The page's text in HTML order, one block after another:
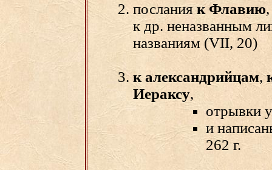
посланияк Флавию
к др. неназванным
названиям (VII, 20)
к александрийцам,
Иераксу,
отрывки
и
262 г.